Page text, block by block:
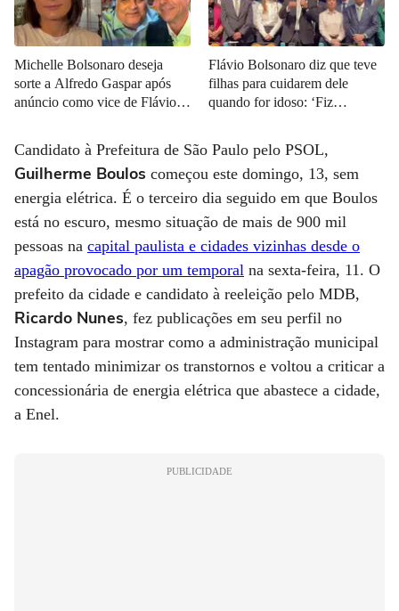
Michelle Bolsonaro deseja
sorte a Alfredo Gaspar após
anúncio como vice de Flávio:
Flávio Bolsonaro diz que teve
filhas para cuidarem dele
quando for idoso: ‘Fiz
Candidato à Prefeitura de São Paulo pelo PSOL,
Guilherme Boulos começou este domingo, 13, sem
energia elétrica. É o terceiro dia seguido em que Boulos
está no escuro, mesmo situação de mais de 900 mil
pessoas na capital paulista e cidades vizinhas desde o
apagão provocado por um temporal na sexta-feira, 11. O
prefeito da cidade e candidato à reeleição pelo MDB,
Ricardo Nunes, fez publicações em seu perfil no
Instagram para mostrar como a administração municipal
tem tentado minimizar os transtornos e voltou a criticar a
concessionária de energia elétrica que abastece a cidade,
a Enel.
PUBLICIDADE